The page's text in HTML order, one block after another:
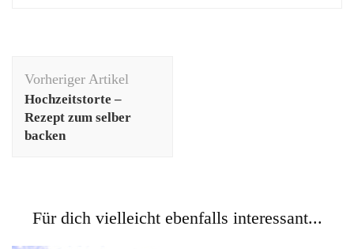
Vorheriger Artikel
Hochzeitstorte –
Rezept zum selber
backen
Für dich vielleicht ebenfalls interessant...